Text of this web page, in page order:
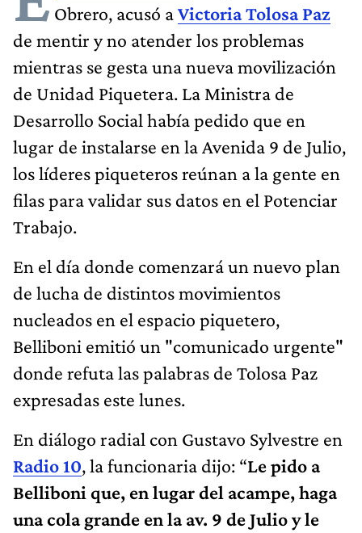
Obrero, acusó aVictoria Tolosa Paz
de mentir y no atender los problemas
mientras se gesta una nueva movilización
de Unidad Piquetera. La Ministra de
Desarrollo Social había pedido que en
lugar de instalarse en la Avenida 9 de Julio,
los líderes piqueteros reúnan a la gente en
filas para validar sus datos en el Potenciar
Trabajo.
En el día donde comenzará un nuevo plan
de lucha de distintos movimientos
nucleados en el espacio piquetero,
Belliboni emitió un "comunicado urgente"
donde refuta las palabras de Tolosa Paz
expresadas este lunes.
En diálogo radial con Gustavo Sylvestre en
Radio 10, la funcionaria dijo: “Le pido a
Belliboni que, en lugar del acampe, haga
una cola grande en la av. 9 de Julio y le